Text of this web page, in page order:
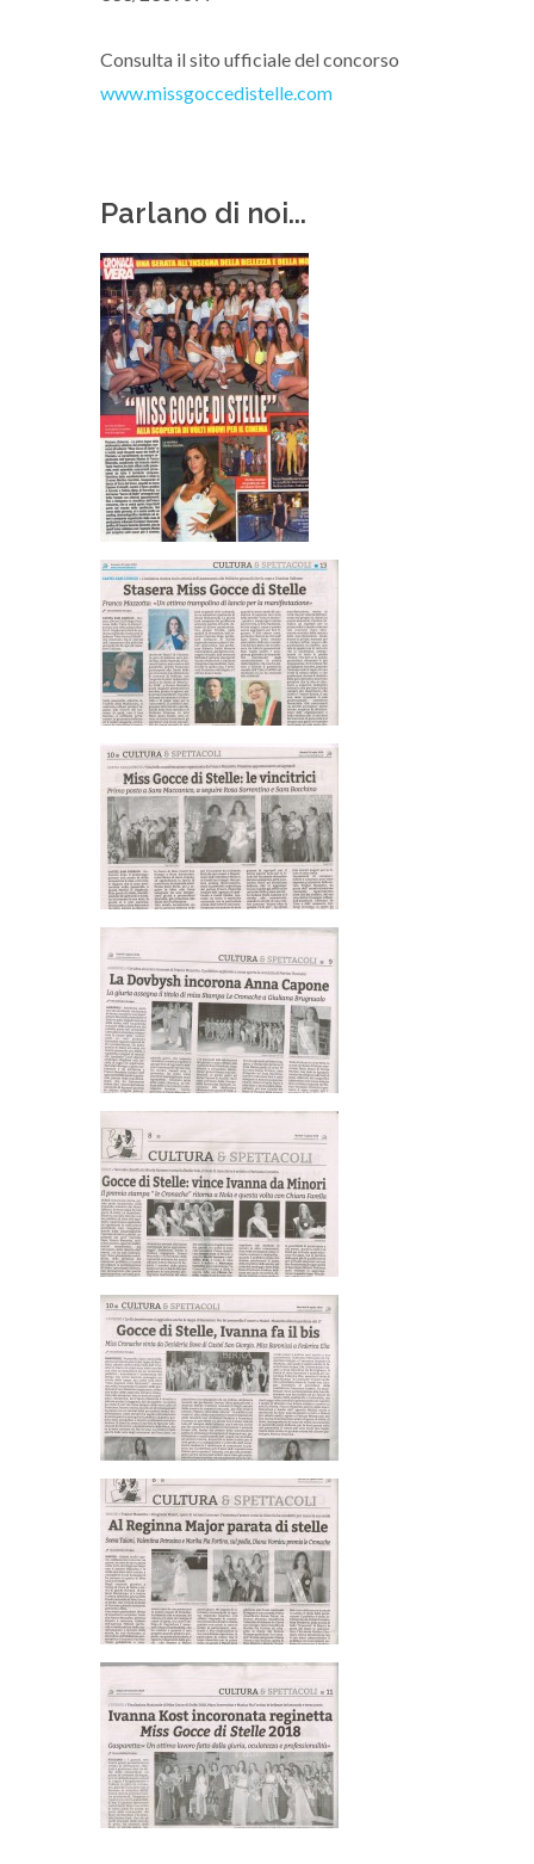
Consulta il sito ufficiale del concorso
www.missgoccedistelle.com
Parlano di noi...